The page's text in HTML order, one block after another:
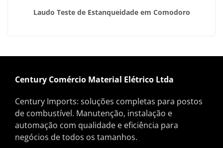
Laudo Teste de Estanqueidade em Comodoro
Century Comércio Material Elétrico Ltda
Century Imports: soluções completas para postos
de combustível. Manutenção, instalação e
automação com qualidade e eficiência para
negócios de todos os tamanhos.